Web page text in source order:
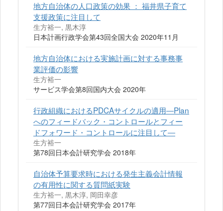
地方自治体の人口政策の効果 ： 福井県子育て
支援政策に注目して
生方裕一, 黒木淳
日本計画行政学会第43回全国大会 2020年11月
地方自治体における実施計画に対する事務事
業評価の影響
生方裕一
サービス学会第8回国内大会 2020年
行政組織におけるPDCAサイクルの適用―Plan
へのフィードバック・コントロールとフィー
ドフォワード・コントロールに注目して―
生方裕一
第78回日本会計研究学会 2018年
自治体予算要求時における発生主義会計情報
の有用性に関する質問紙実験
生方裕一, 黒木淳, 岡田幸彦
第77回日本会計研究学会 2017年